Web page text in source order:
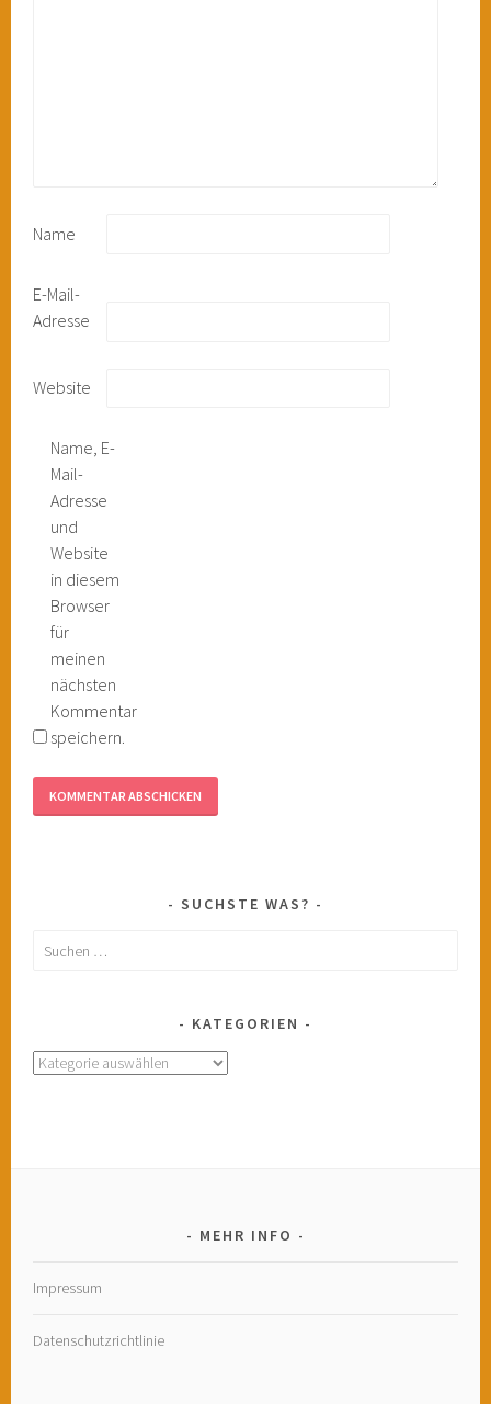
Name
E-Mail-
Adresse
Website
Name, E-
Mail-
Adresse
und
Website
in diesem
Browser
für
meinen
nächsten
Kommentar
speichern.
SUCHSTE WAS?
Suchen
KATEGORIEN
Kategorien
MEHR INFO
Impressum
Datenschutzrichtlinie